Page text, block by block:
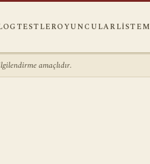
TESTLEROYUNCULARLISTEM
amaçlıdır.